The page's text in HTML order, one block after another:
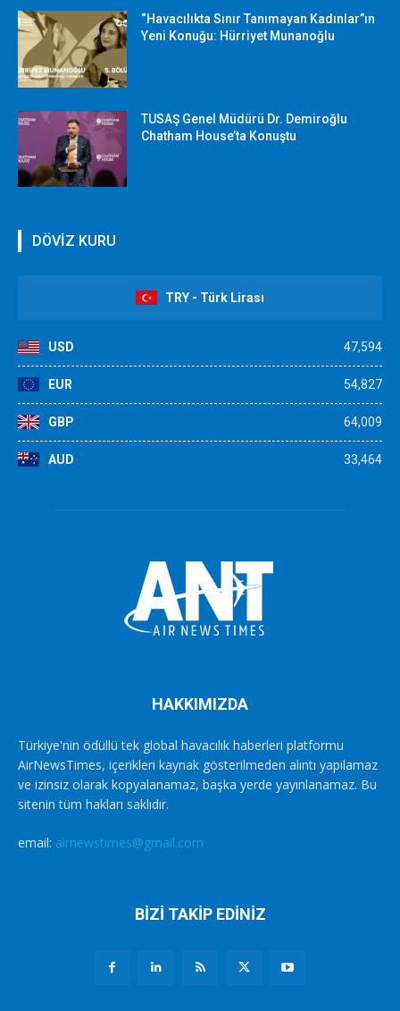
“Havacılıkta Sınır Tanımayan Kadınlar”ın
Yeni Konuğu: Hürriyet Munanoğlu
TUSAŞ Genel Müdürü Dr. Demiroğlu
Chatham House’ta Konuştu
DÖVİZ KURU
TRY - Türk Lirası
USD 47,594
EUR 54,827
GBP 64,009
AUD 33,464
HAKKIMIZDA
Türkiye'nin ödüllü tek global havacılık haberleri platformu
AirNewsTimes, içerikleri kaynak gösterilmeden alıntı yapılamaz
ve izinsiz olarak kopyalanamaz, başka yerde yayınlanamaz. Bu
sitenin tüm hakları saklıdır.
email: airnewstimes@gmail.com
BİZİ TAKİP EDİNİZ